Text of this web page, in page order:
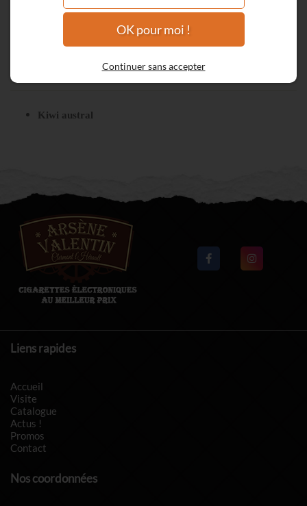
Kiwi austral
Kiwi austral
Liens rapides
Accueil
Visite
Catalogue
Actus !
Promos
Contact
Nos coordonnées
OK pour moi !
Continuer sans accepter